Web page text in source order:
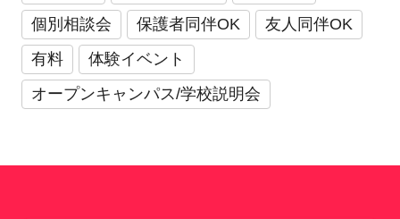
個別相談会
保護者同伴OK
友人同伴OK
有料
体験イベント
オープンキャンパス/学校説明会